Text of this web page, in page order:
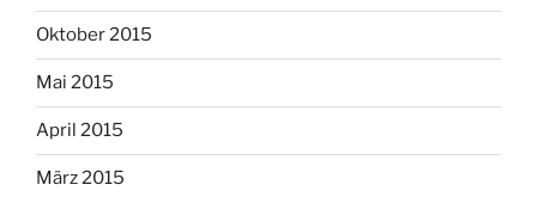
Oktober 2015
Mai 2015
April 2015
März 2015